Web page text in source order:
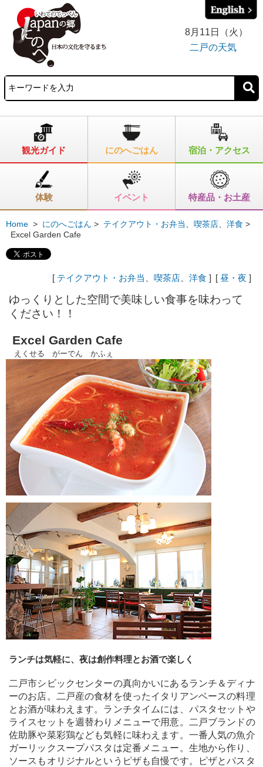
8月11日（火）
二戸の天気
観光ガイド にのへごはん 宿泊・アクセス
体験 イベント 特産品・お土産
Home > にのへごはん > テイクアウト・お弁当 喫茶店 洋食 >
Excel Garden Cafe
[ 昼・夜 ]
[ テイクアウト・お弁当 喫茶店、 洋食 ]
ゆっくりとした空間で美味しい食事を味わって
ください！！
Excel Garden Cafe
えくせる がーでん かふぇ
ランチは気軽に、夜は創作料理とお酒で楽しく
二戸市シビックセンターの真向かいにあるランチ＆ディナ
ーのお店。二戸産の食材を使ったイタリアンベースの料理
とお酒が味わえます。ランチタイムには、パスタセットや
ライスセットを週替わりメニューで用意。二戸ブランドの
佐助豚や菜彩鶏なども気軽に味わえます。一番人気の魚介
ガーリックスープパスタは定番メニュー。生地から作り、
ソースもオリジナルというピザも自慢です。ピザとパスタ